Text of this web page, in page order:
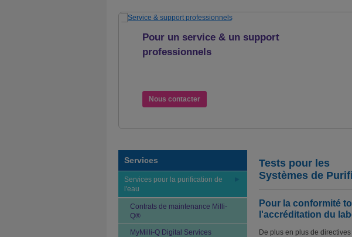
Pour un service & un support
professionnels
Nous contacter
Services
Services pour la purification de
l'eau
Contrats de maintenance Milli-
Q®
MyMilli-Q Digital Services
Tests pour les
Systèmes de
Pour la conformité
l'accréditation du
De plus en plus de